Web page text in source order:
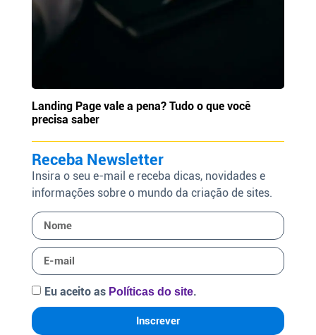
Landing Page vale a pena? Tudo o que você
precisa saber
Receba Newsletter
Insira o seu e-mail e receba dicas, novidades e
informações sobre o mundo da criação de sites.
Eu aceito as Políticas do site.
Inscrever